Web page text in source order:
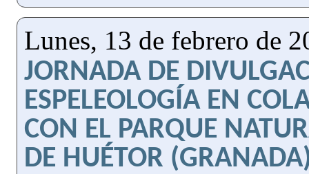
Lunes, 13 de febrero de
JORNADA DE
ESPELEOLOGÍA EN
CON EL PARQUE
DE HUÉTOR